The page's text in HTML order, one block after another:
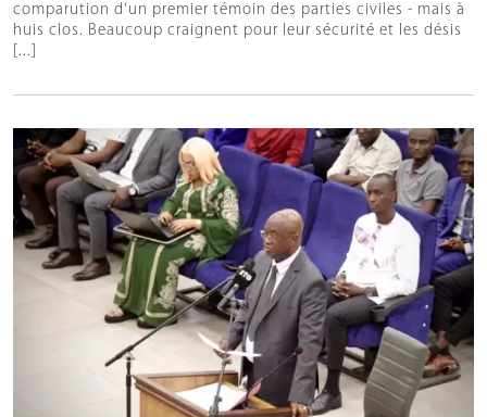
comparution d'un premier témoin des parties civiles - mais à
huis clos. Beaucoup craignent pour leur sécurité et les désis
[...]